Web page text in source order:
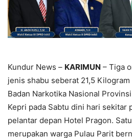
Kundur News – KARIMUN – Tiga
jenis shabu seberat 21,5
Badan Narkotika Nasional
Kepri pada Sabtu dini hari sekitar
pelantar depan Hotel Pragon.
merupakan warga Pulau Parit